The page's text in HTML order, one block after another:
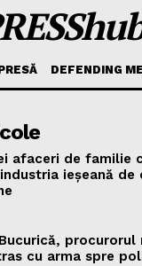
DEFENDING
afaceri de familie
ieșeană de
cu arma spre